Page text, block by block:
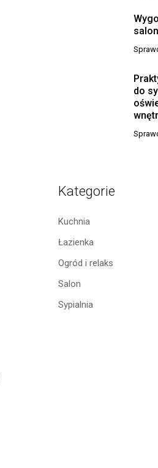
do
Kategorie
Kuchnia
Łazienka
Ogród i relaks
Salon
Sypialnia